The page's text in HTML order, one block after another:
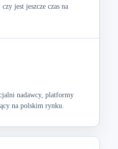
jest jeszcze czas na
nadawcy, platformy
na polskim rynku.